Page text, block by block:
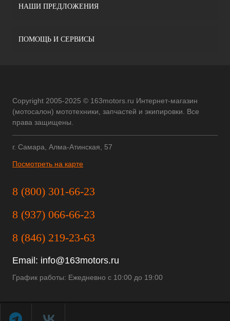
НАШИ ПРЕДЛОЖЕНИЯ
ПОМОЩЬ И СЕРВИСЫ
Copyright 2005-2025 © 163motors.ru Интернет-магазин
(мотосалон) мототехники, запчастей и экипировки. Все
права защищены.
г. Самара, Алма-Атинская, 57
Посмотреть на карте
8 (800) 301-66-23
8 (937) 066-66-23
8 (846) 219-23-63
Email: info@163motors.ru
График работы: Ежедневно с 10:00 до 19:00